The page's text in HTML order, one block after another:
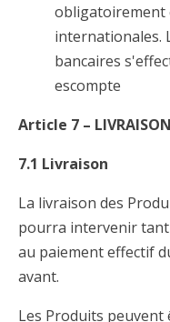
obligatoirement
internationales.
bancaires
escompte
Article 7 –
7.1 Livraison
La livraison des
pourra intervenir tant
au paiement effectif
avant.
Les Produits peuvent